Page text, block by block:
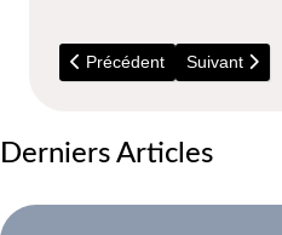
Article précédent : 14
Précédent Article
Suivant
Derniers Articles